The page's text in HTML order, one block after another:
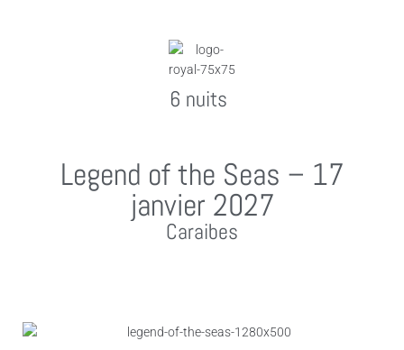
6 nuits
Legend of the Seas – 17
janvier 2027
Caraibes